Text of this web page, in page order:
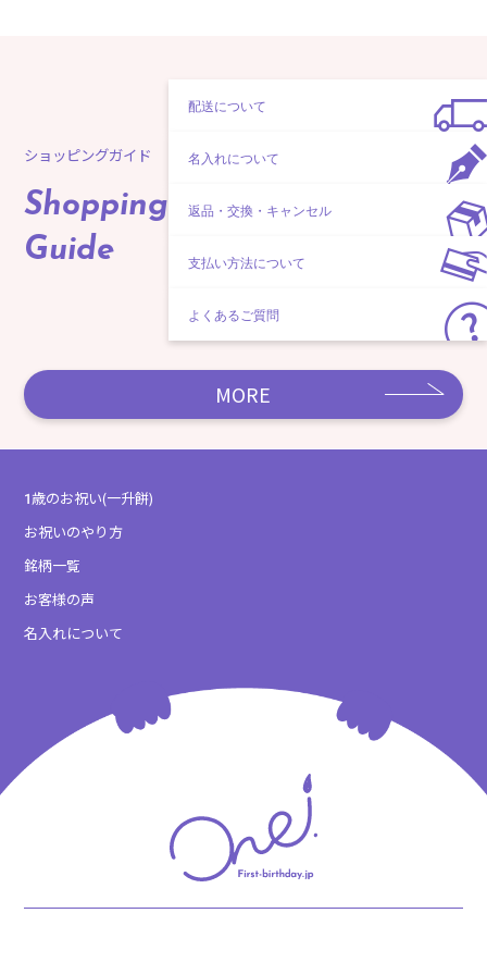
ショッピングガイド
Shopping
Guide
MORE
配送について
名入れについて
返品・交換・キャンセル
支払い方法について
よくあるご質問
1歳のお祝い(一升餅)
お祝いのやり方
銘柄一覧
お客様の声
名入れについて